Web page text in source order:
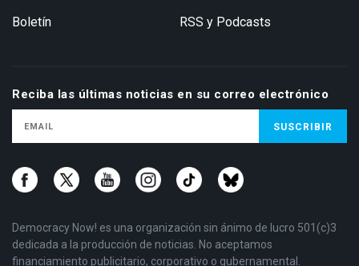
Boletín RSS y Podcasts
Reciba las últimas noticias en su correo electrónico
Democracy Now! es una organización sin ánimo de lucro 501(c)3
dedicada a la producción de noticias. No aceptamos
financiamiento publicitario, corporativo o gubernamental.